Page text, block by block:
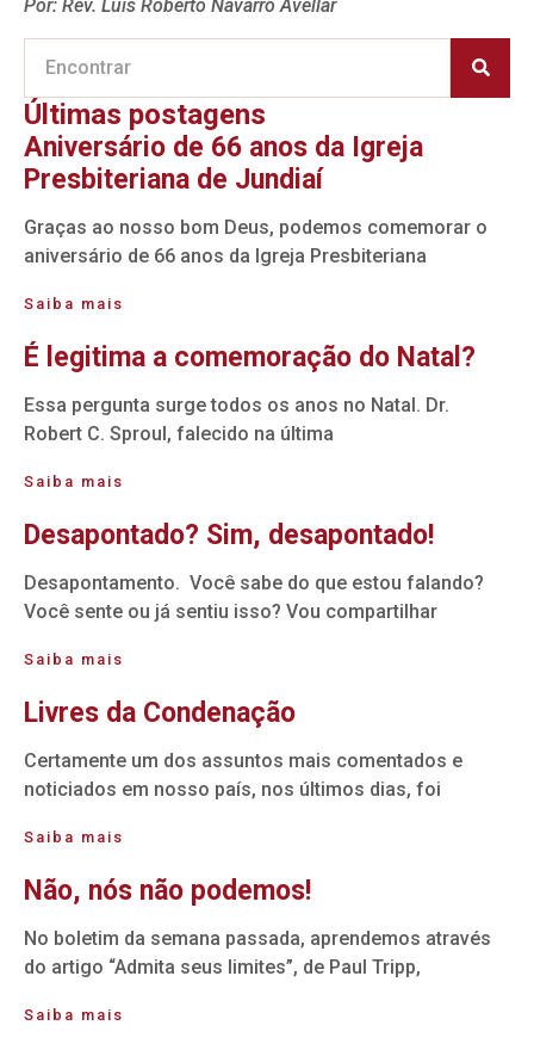
Por: Rev. Luís Roberto Navarro Avellar
Últimas postagens
Aniversário de 66 anos da Igreja
Presbiteriana de Jundiaí
Graças ao nosso bom Deus, podemos comemorar o
aniversário de 66 anos da Igreja Presbiteriana
Saiba mais
É legitima a comemoração do Natal?
Essa pergunta surge todos os anos no Natal. Dr.
Robert C. Sproul, falecido na última
Saiba mais
Desapontado? Sim, desapontado!
Desapontamento. Você sabe do que estou falando?
Você sente ou já sentiu isso? Vou compartilhar
Saiba mais
Livres da Condenação
Certamente um dos assuntos mais comentados e
noticiados em nosso país, nos últimos dias, foi
Saiba mais
Não, nós não podemos!
No boletim da semana passada, aprendemos através
do artigo “Admita seus limites”, de Paul Tripp,
Saiba mais